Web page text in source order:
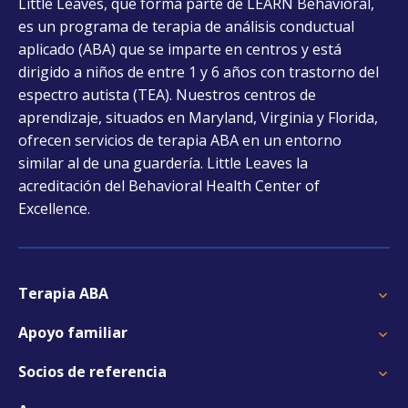
in
a
new
tab
es un programa de terapia de análisis conductual
aplicado (ABA) que se imparte en centros y está
dirigido a niños de entre 1 y 6 años con trastorno del
espectro autista (TEA). Nuestros centros de
aprendizaje, situados en Maryland, Virginia y Florida,
ofrecen servicios de terapia ABA en un entorno
similar al de una guardería. Little Leaves la
acreditación del Behavioral Health Center of
Excellence.
Terapia ABA
Apoyo familiar
Socios de referencia